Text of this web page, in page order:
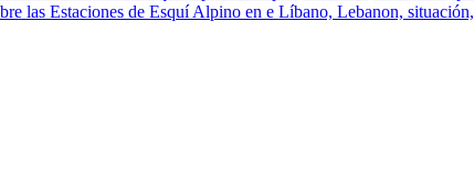
las Estaciones de Esquí Alpino en e Líbano, Lebanon,